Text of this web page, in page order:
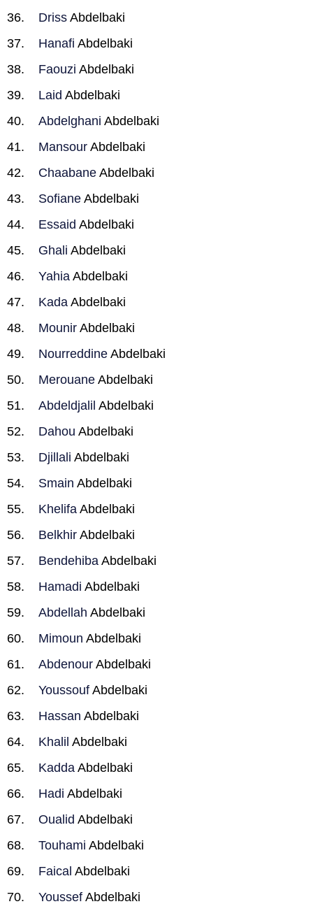
Driss Abdelbaki
Hanafi Abdelbaki
Faouzi Abdelbaki
Laid Abdelbaki
Abdelghani Abdelbaki
Mansour Abdelbaki
Chaabane Abdelbaki
Sofiane Abdelbaki
Essaid Abdelbaki
Ghali Abdelbaki
Yahia Abdelbaki
Kada Abdelbaki
Mounir Abdelbaki
Nourreddine Abdelbaki
Merouane Abdelbaki
Abdeldjalil Abdelbaki
Dahou Abdelbaki
Djillali Abdelbaki
Smain Abdelbaki
Khelifa Abdelbaki
Belkhir Abdelbaki
Bendehiba Abdelbaki
Hamadi Abdelbaki
Abdellah Abdelbaki
Mimoun Abdelbaki
Abdenour Abdelbaki
Youssouf Abdelbaki
Hassan Abdelbaki
Khalil Abdelbaki
Kadda Abdelbaki
Hadi Abdelbaki
Oualid Abdelbaki
Touhami Abdelbaki
Faical Abdelbaki
Youssef Abdelbaki